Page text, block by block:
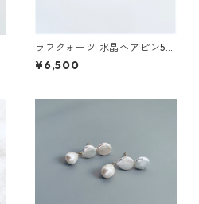
ラフクォーツ 水晶ヘアピン5本
セット
¥6,500